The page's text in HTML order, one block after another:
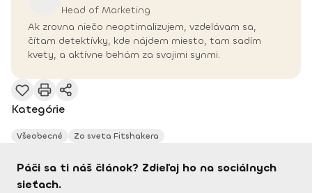
Head of Marketing
Ak zrovna niečo neoptimalizujem, vzdelávam sa,
čítam detektívky, kde nájdem miesto, tam sadím
kvety, a aktívne behám za svojimi synmi.
Kategórie
Všeobecné Zo sveta Fitshakera
Páči sa ti náš článok? Zdieľaj ho na sociálnych
sieťach.